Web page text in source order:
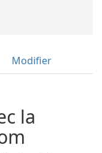
Modifier
la